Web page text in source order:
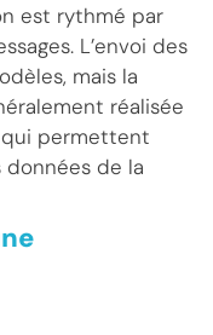
est rythmé par
L’envoi des
mais la
réalisée
permettent
données de la